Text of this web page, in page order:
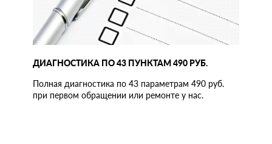
ДИАГНОСТИКА ПО 43 ПУНКТАМ 490 РУБ.
Полная диагностика по 43 параметрам 490 руб.
при первом обращении или ремонте у нас.